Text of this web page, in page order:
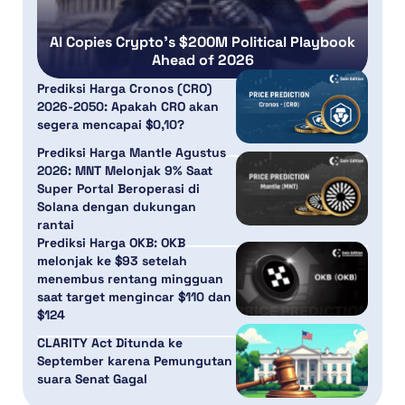
AI Copies Crypto’s $200M Political Playbook
Ahead of 2026
Prediksi Harga Cronos (CRO)
2026-2050: Apakah CRO akan
segera mencapai $0,10?
Prediksi Harga Mantle Agustus
2026: MNT Melonjak 9% Saat
Super Portal Beroperasi di
Solana dengan dukungan
rantai
Prediksi Harga OKB: OKB
melonjak ke $93 setelah
menembus rentang mingguan
saat target mengincar $110 dan
$124
CLARITY Act Ditunda ke
September karena Pemungutan
suara Senat Gagal